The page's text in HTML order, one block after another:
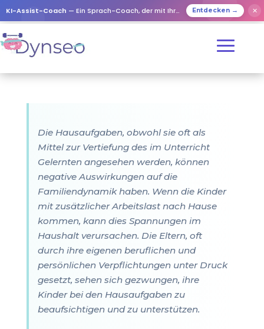
KI-Assist-Coach — Ein Sprach-Coach, der mit Ihren Lieben spielt Entdecken → ✕
Die Hausaufgaben, obwohl sie oft als
Mittel zur Vertiefung des im Unterricht
Gelernten angesehen werden, können
negative Auswirkungen auf die
Familiendynamik haben. Wenn die Kinder
mit zusätzlicher Arbeitslast nach Hause
kommen, kann dies Spannungen im
Haushalt verursachen. Die Eltern, oft
durch ihre eigenen beruflichen und
persönlichen Verpflichtungen unter Druck
gesetzt, sehen sich gezwungen, ihre
Kinder bei den Hausaufgaben zu
beaufsichtigen und zu unterstützen.